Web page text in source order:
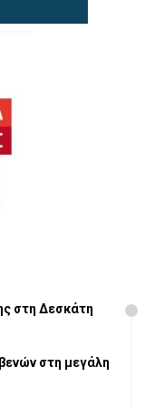
στη Δεσκάτη
στη μεγάλη